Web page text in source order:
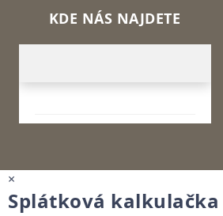
KDE NÁS NAJDETE
×
Splátková kalkulačka